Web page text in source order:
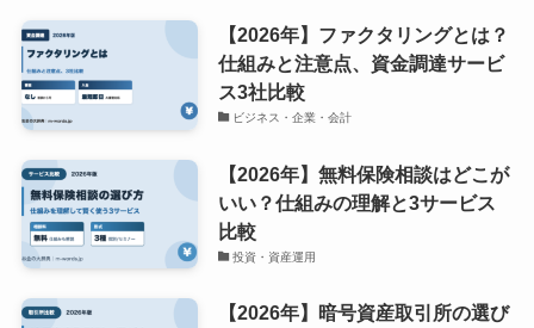
【2026年】ファクタリングとは？
仕組みと注意点、資金調達サービ
ス3社比較
ビジネス・企業・会計
【2026年】無料保険相談はどこが
いい？仕組みの理解と3サービス
比較
投資・資産運用
【2026年】暗号資産取引所の選び